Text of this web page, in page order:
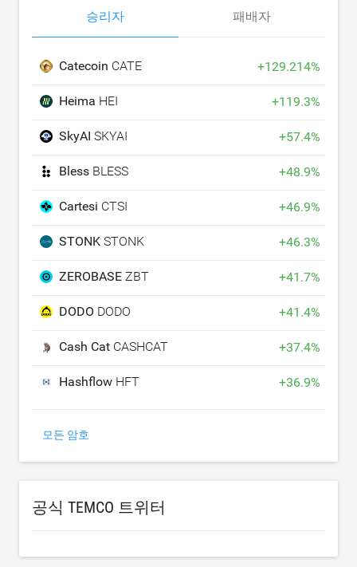
승리자 패배자
Catecoin CATE +129.214%
Heima HEI +119.3%
SkyAI SKYAI +57.4%
Bless BLESS +48.9%
Cartesi CTSI +46.9%
STONK STONK +46.3%
ZEROBASE ZBT +41.7%
DODO DODO +41.4%
Cash Cat CASHCAT +37.4%
Hashflow HFT +36.9%
모든 암호
공식 TEMCO 트위터